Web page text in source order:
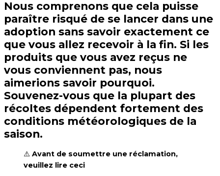
Nous comprenons que cela puisse
paraître risqué de se lancer dans une
adoption sans savoir exactement ce
que vous allez recevoir à la fin. Si les
produits que vous avez reçus ne
vous conviennent pas, nous
aimerions savoir pourquoi.
Souvenez-vous que la plupart des
récoltes dépendent fortement des
conditions météorologiques de la
saison.
⚠️ Avant de soumettre une réclamation,
veuillez lire ceci